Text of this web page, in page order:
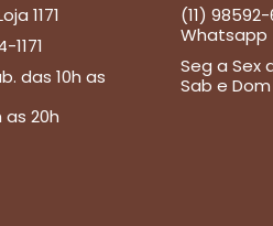
1171
1171
das 10h as
as 20h
(11) 98592-
Whatsapp
Seg a Sex
Sab e